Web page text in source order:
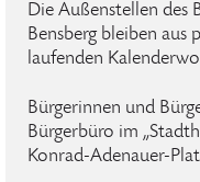
Die Außenstellen des
Bensberg bleiben aus
laufenden
Bürgerinnen und
Bürgerbüro im
Konrad-Adenauer-